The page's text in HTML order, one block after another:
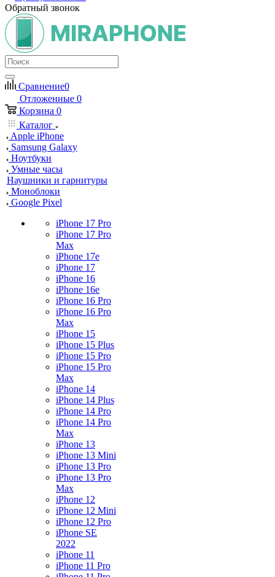
Обратный звонок
Сравнение0
Отложенные 0
Корзина 0
Каталог
Apple iPhone
Samsung Galaxy
Ноутбуки
Умные часы
Наушники и гарнитуры
Моноблоки
Google Pixel
iPhone 17 Pro
iPhone 17 Pro
Max
iPhone 17e
iPhone 17
iPhone 16
iPhone 16e
iPhone 16 Pro
iPhone 16 Pro
Max
iPhone 15
iPhone 15 Plus
iPhone 15 Pro
iPhone 15 Pro
Max
iPhone 14
iPhone 14 Plus
iPhone 14 Pro
iPhone 14 Pro
Max
iPhone 13
iPhone 13 Mini
iPhone 13 Pro
iPhone 13 Pro
Max
iPhone 12
iPhone 12 Mini
iPhone 12 Pro
iPhone SE
2022
iPhone 11
iPhone 11 Pro